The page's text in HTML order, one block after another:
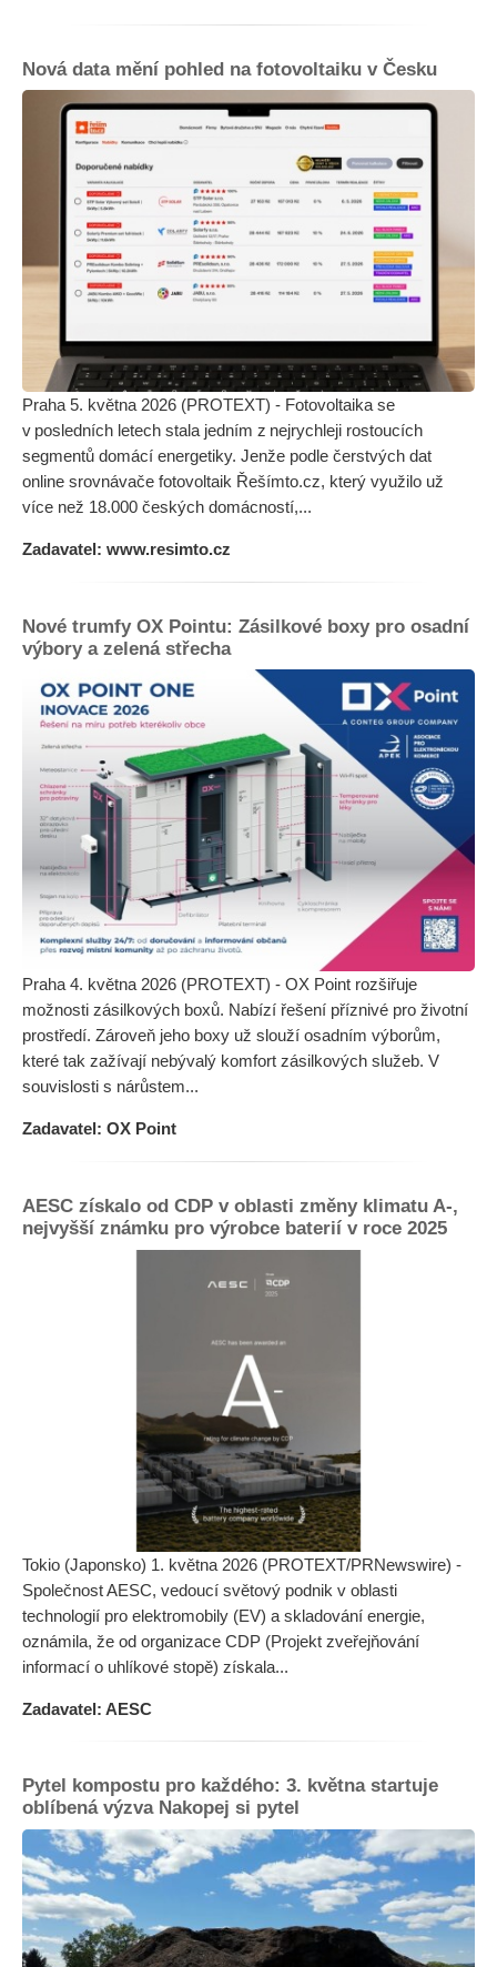
Nová data mění pohled na fotovoltaiku v Česku
Praha 5. května 2026 (PROTEXT) - Fotovoltaika se
v posledních letech stala jedním z nejrychleji rostoucích
segmentů domácí energetiky. Jenže podle čerstvých dat
online srovnávače fotovoltaik Řešímto.cz, který využilo už
více než 18.000 českých domácností,...
Zadavatel: www.resimto.cz
Nové trumfy OX Pointu: Zásilkové boxy pro osadní
výbory a zelená střecha
Praha 4. května 2026 (PROTEXT) - OX Point rozšiřuje
možnosti zásilkových boxů. Nabízí řešení příznivé pro životní
prostředí. Zároveň jeho boxy už slouží osadním výborům,
které tak zažívají nebývalý komfort zásilkových služeb. V
souvislosti s nárůstem...
Zadavatel: OX Point
AESC získalo od CDP v oblasti změny klimatu A-,
nejvyšší známku pro výrobce baterií v roce 2025
Tokio (Japonsko) 1. května 2026 (PROTEXT/PRNewswire) -
Společnost AESC, vedoucí světový podnik v oblasti
technologií pro elektromobily (EV) a skladování energie,
oznámila, že od organizace CDP (Projekt zveřejňování
informací o uhlíkové stopě) získala...
Zadavatel: AESC
Pytel kompostu pro každého: 3. května startuje
oblíbená výzva Nakopej si pytel